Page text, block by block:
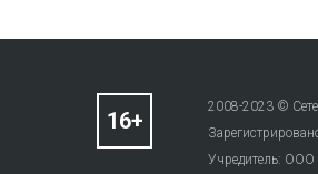
2008-2023 ©
Учредитель: ООО